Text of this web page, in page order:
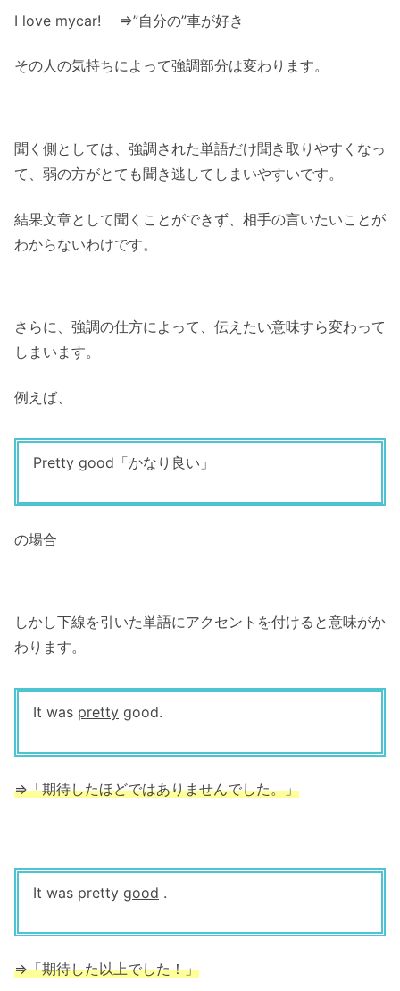
I love mycar! ⇒”自分の”車が好き
その人の気持ちによって強調部分は変わります。
聞く側としては、強調された単語だけ聞き取りやすくなっ
て、弱の方がとても聞き逃してしまいやすいです。
結果文章として聞くことができず、相手の言いたいことが
わからないわけです。
さらに、強調の仕方によって、伝えたい意味すら変わって
しまいます。
例えば、
Pretty good「かなり良い」
の場合
しかし下線を引いた単語にアクセントを付けると意味がか
わります。
It was pretty good.
⇒「期待したほどではありませんでした。」
It was pretty good .
⇒「期待した以上でした！」